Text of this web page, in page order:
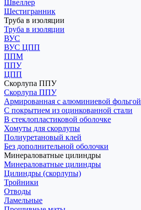
Швеллер
Шестигранник
Труба в изоляции
Труба в изоляции
ВУС
ВУС ЦПП
ППМ
ППУ
ЦПП
Скорлупа ППУ
Скорлупа ППУ
Армированная с алюминиевой фольгой
С покрытием из оцинкованной стали
В стеклопластиковой оболочке
Хомуты для скорлупы
Полиуретановый клей
Без дополнительной оболочки
Минераловатные цилиндры
Минераловатные цилиндры
Цилиндры (скорлупы)
Тройники
Отводы
Ламельные